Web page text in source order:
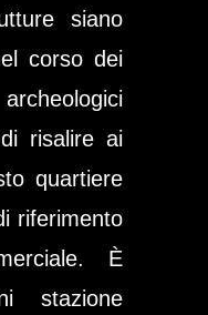
siano
corso dei
risalire ai
quartiere
riferimento
È
stazione